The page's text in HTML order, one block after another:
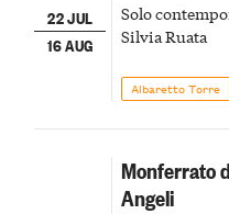
22 JUL
16 AUG
Solo
Silvia Ruata
Albaretto Torre
Monferrato
Angeli